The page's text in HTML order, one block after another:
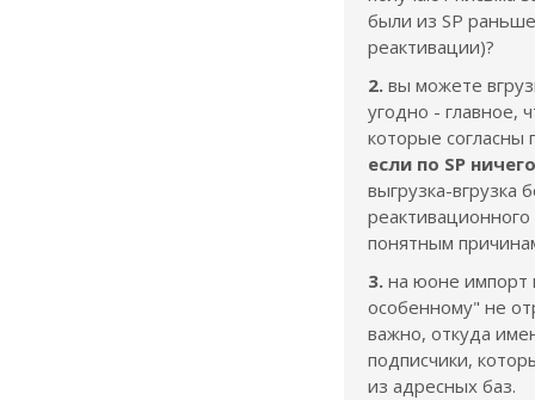
были из SP
реактивации)?
2. вы можете
угодно - главное,
которые согласны
если по SP
выгрузка-вгрузка
реактивационного
понятным
3. на юоне импорт
особенному" не
важно, откуда
подписчики,
из адресных баз.